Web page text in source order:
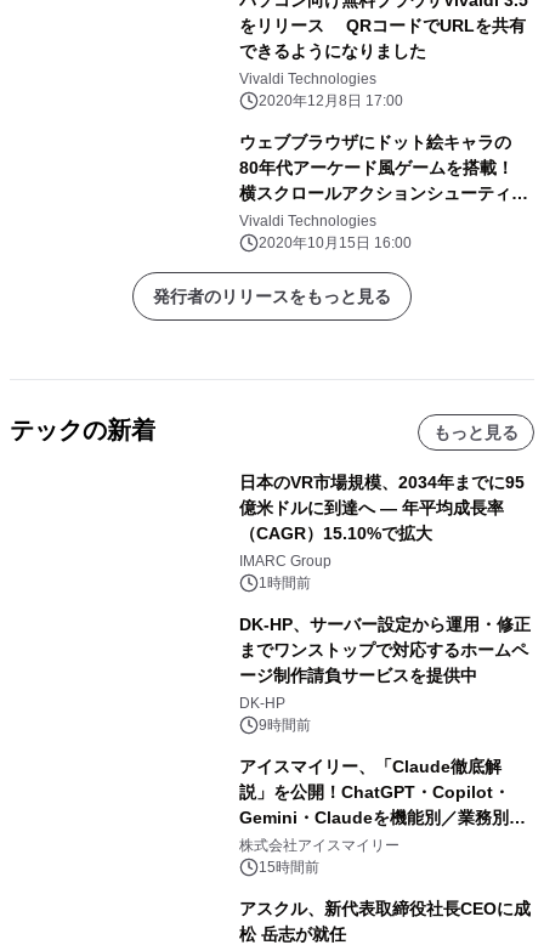
をリリース QRコードでURLを共有
できるようになりました
Vivaldi Technologies
2020年12月8日 17:00
ウェブブラウザにドット絵キャラの
80年代アーケード風ゲームを搭載！
横スクロールアクションシューティン
グ「Vivaldia」をリリース
Vivaldi Technologies
2020年10月15日 16:00
発行者のリリースをもっと見る
テックの新着 もっと見る
日本のVR市場規模、2034年までに95
億米ドルに到達へ ― 年平均成長率
（CAGR）15.10%で拡大
IMARC Group
1時間前
DK-HP、サーバー設定から運用・修正
までワンストップで対応するホームペ
ージ制作請負サービスを提供中
DK-HP
9時間前
アイスマイリー、「Claude徹底解
説」を公開！ChatGPT・Copilot・
Gemini・Claudeを機能別／業務別に
比較―自社に合う生成AIの選び方がわ
かる実践ガイド
株式会社アイスマイリー
15時間前
アスクル、新代表取締役社長CEOに成
松 岳志が就任